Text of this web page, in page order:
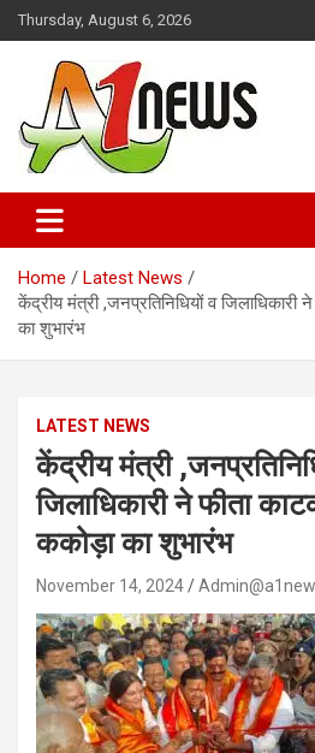
Skip
to
content
Thursday, August 6, 2026
A1news.in
Home
Latest News
केंद्रीय मंत्री ,जनप्रतिनिधियों व जिलाधिकारी
का शुभारंभ
LATEST NEWS
केंद्रीय मंत्री
जिलाधिकारी ने फीता
ककोड़ा का शुभारंभ
November 14, 2024